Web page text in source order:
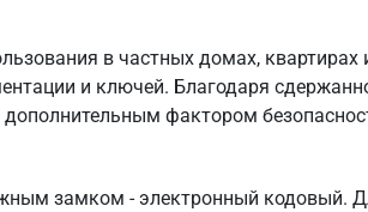
в частных домах,
и ключей. Благодаря
фактором
замком - электронный кодовый.